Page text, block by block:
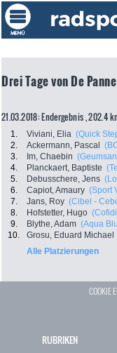
Drei Tage von De
21.03.2018: Endergebnis , 202.4
1. Viviani, Elia (Quick
2.
Ackermann, Pascal
3.
Im, Chaebin
4.
Planckaert, Baptiste
5.
Debusschere, Jens
6.
Capiot, Amaury (Sport
7.
Jans, Roy (Cibel -
8.
Hofstetter, Hugo
9.
Blythe, Adam (Aqua
10.
Grosu, Eduard Michael
Alle Platzierungen
COOKIE
RUBRIKEN